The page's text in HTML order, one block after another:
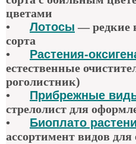
цветами
•
Лотосы — редкие
сорта
•
Растения-
естественные
роголистник)
•
Прибрежные
стрелолист для
•
Биоплато
ассортимент видов для